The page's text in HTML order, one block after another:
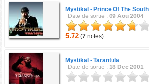
Mystikal - Prince Of The South
Date de sortie :09 Aou 2004
5.72 (7 notes)
Mystikal -Tarantula
Date de sortie : 18 Dec 2001